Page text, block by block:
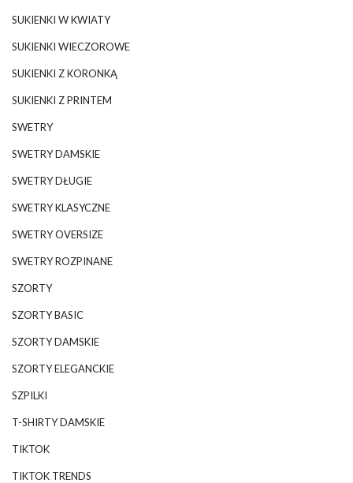
SUKIENKI W KWIATY
SUKIENKI WIECZOROWE
SUKIENKI Z KORONKĄ
SUKIENKI Z PRINTEM
SWETRY
SWETRY DAMSKIE
SWETRY DŁUGIE
SWETRY KLASYCZNE
SWETRY OVERSIZE
SWETRY ROZPINANE
SZORTY
SZORTY BASIC
SZORTY DAMSKIE
SZORTY ELEGANCKIE
SZPILKI
T-SHIRTY DAMSKIE
TIKTOK
TIKTOK TRENDS